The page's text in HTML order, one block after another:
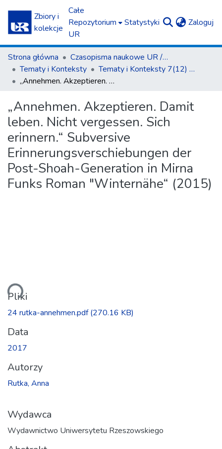
Zbiory i
kolekcje
Całe
Repozytorium
UR
Statystyki Zaloguj
Strona główna
Czasopisma naukowe UR / Scientific Journals
Tematy i Konteksty
Tematy i Konteksty 7(12) 2017
„Annehmen. Akzeptieren. Damit leben. Nicht vergessen. Sich erinnern.“ Subversive Erinnerungsverschiebungen der Post-Shoah-Generation in Mirna Funks Roman "Winternähe“ (2015)
„Annehmen. Akzeptieren. Damit
leben. Nicht vergessen. Sich
erinnern.“ Subversive
Erinnerungsverschiebungen der
Post-Shoah-Generation in Mirna
Funks Roman "Winternähe“ (2015)
Pliki
24 rutka-annehmen.pdf(270.16 KB)
Data
2017
Autorzy
Rutka, Anna
Wydawca
Wydawnictwo Uniwersytetu Rzeszowskiego